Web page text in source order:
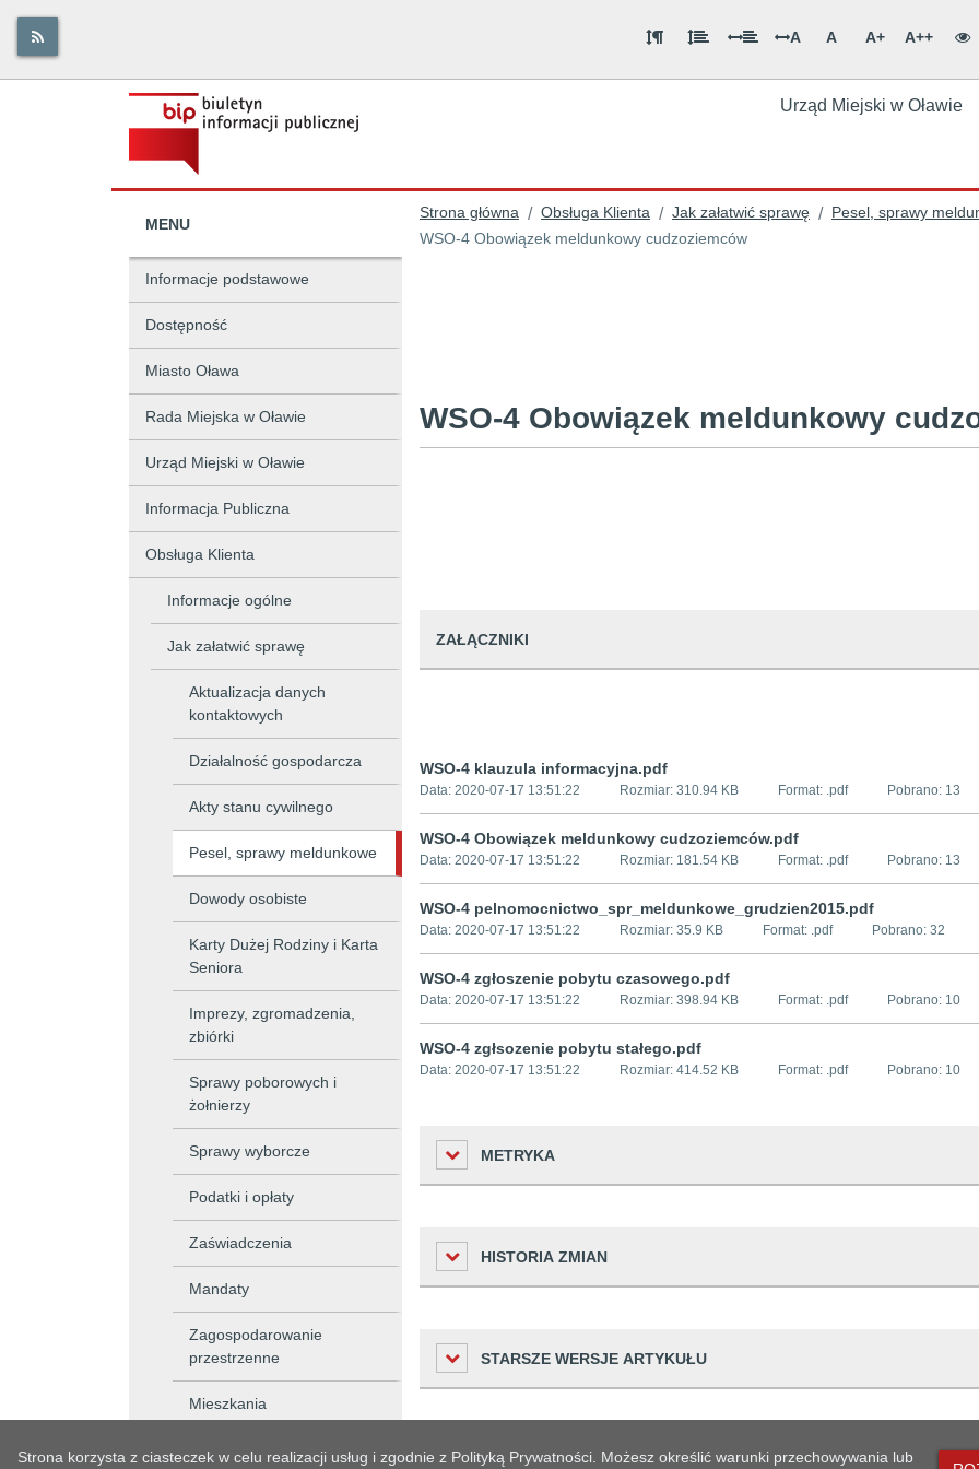
A A A+ A++
Urząd Miejski w Oławie
MENU
Informacje podstawowe
Dostępność
Miasto Oława
Rada Miejska w Oławie
Urząd Miejski w Oławie
Informacja Publiczna
Obsługa Klienta
Informacje ogólne
Jak załatwić sprawę
Aktualizacja danych
kontaktowych
Działalność gospodarcza
Akty stanu cywilnego
Pesel, sprawy meldunkowe
Dowody osobiste
Karty Dużej Rodziny i Karta
Seniora
Imprezy, zgromadzenia,
zbiórki
Sprawy poborowych i
żołnierzy
Sprawy wyborcze
Podatki i opłaty
Zaświadczenia
Mandaty
Zagospodarowanie
przestrzenne
Mieszkania
Lokale użytkowe
Strona główna / Obsługa Klienta / Jak załatwić sprawę / Pesel, sprawy
WSO-4 Obowiązek meldunkowy cudzoziemców
WSO-4 Obowiązek meldunkowy
ZAŁĄCZNIKI
WSO-4 klauzula informacyjna.pdf
Data: 2020-07-17 13:51:22 Rozmiar: 310.94 KB Format: .pdf Pobrano: 13
WSO-4 Obowiązek meldunkowy cudzoziemców.pdf
Data: 2020-07-17 13:51:22 Rozmiar: 181.54 KB Format: .pdf Pobrano: 13
WSO-4 pelnomocnictwo_spr_meldunkowe_grudzien2015.pdf
Data: 2020-07-17 13:51:22 Rozmiar: 35.9 KB Format: .pdf Pobrano: 32
WSO-4 zgłoszenie pobytu czasowego.pdf
Data: 2020-07-17 13:51:22 Rozmiar: 398.94 KB Format: .pdf Pobrano: 10
WSO-4 zgłsozenie pobytu stałego.pdf
Data: 2020-07-17 13:51:22 Rozmiar: 414.52 KB Format: .pdf Pobrano: 10
METRYKA
Liczba odwiedzin
Podmiot udostępniający informację Urząd Miejski w
Osoba odpowiedzialna
HISTORIA ZMIAN
Historia zmian
Czas
2022-08-12 09:48:09 Małgorzata Popowicz
STARSZE WERSJE ARTYKUŁU
Strona korzysta z ciasteczek w celu realizacji usług i zgodnie z Polityką Prywatności. Możesz określić warunki przechowywania lub